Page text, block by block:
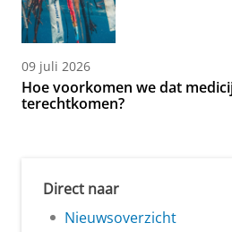
09 juli 2026
Hoe voorkomen we dat
terechtkomen?
Direct naar
Nieuwsoverzicht